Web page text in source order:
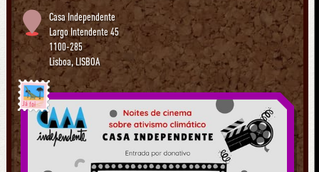
Casa Independente
Largo Intendente 45
1100-285
Lisboa, LISBOA
Já foi